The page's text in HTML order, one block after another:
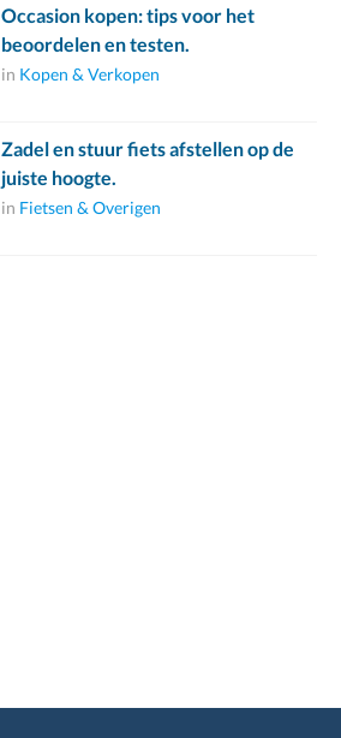
Occasion kopen: tips voor het
beoordelen en testen.
in Kopen & Verkopen
Zadel en stuur fiets afstellen op de
juiste hoogte.
in Fietsen & Overigen